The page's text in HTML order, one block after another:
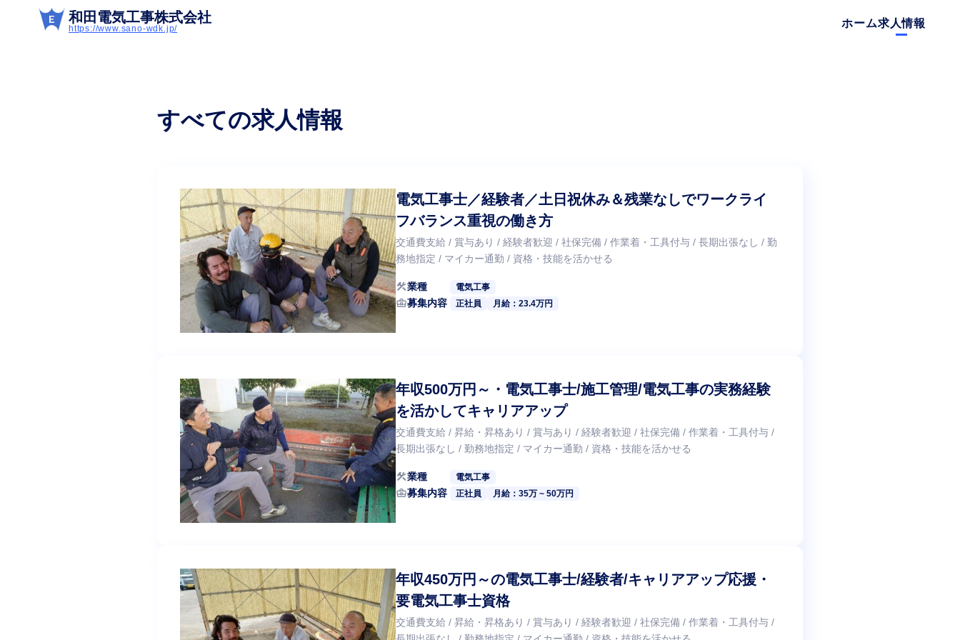
和田電気工事株式会社
https://www.sano-wdk.jp/ ホーム求人情報
すべての求人情報
電気工事士／経験者／土日祝休み＆残業なしでワークライ
フバランス重視の働き方
交通費支給 / 賞与あり / 経験者歓迎 / 社保完備 / 作業着・工具付与 / 長期出張なし / 勤
務地指定 / マイカー通勤 / 資格・技能を活かせる
construction業種 電気工事
business_center募集内容 正社員 月給：23.4万円
年収500万円～・電気工事士/施工管理/電気工事の実務経験
を活かしてキャリアアップ
交通費支給 / 昇給・昇格あり / 賞与あり / 経験者歓迎 / 社保完備 / 作業着・工具付与 /
長期出張なし / 勤務地指定 / マイカー通勤 / 資格・技能を活かせる
construction業種 電気工事
business_center募集内容 正社員 月給：35万 ~ 50万円
年収450万円～の電気工事士/経験者/キャリアアップ応援・
要電気工事士資格
交通費支給 / 昇給・昇格あり / 賞与あり / 経験者歓迎 / 社保完備 / 作業着・工具付与 /